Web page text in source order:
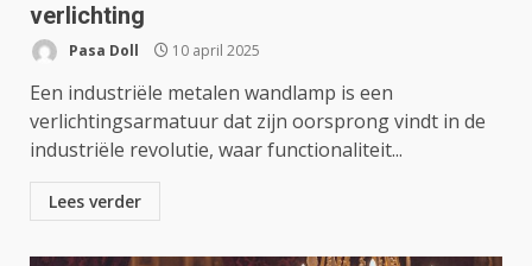
verlichting
Pasa Doll 10 april 2025
Een industriële metalen wandlamp is een
verlichtingsarmatuur dat zijn oorsprong vindt in de
industriële revolutie, waar functionaliteit...
Lees verder